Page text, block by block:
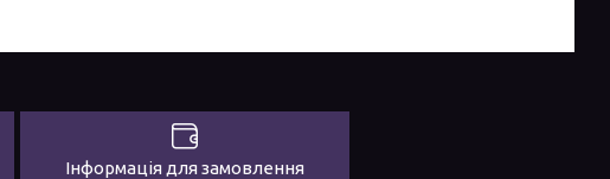
Інформація для замовлення